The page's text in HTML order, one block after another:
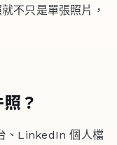
不只是單張照片，
？
、LinkedIn 個人檔